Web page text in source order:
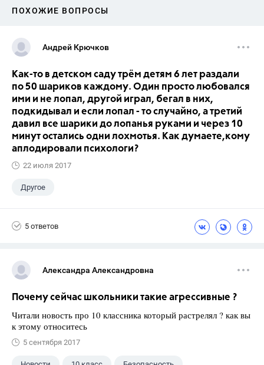
ПОХОЖИЕ ВОПРОСЫ
Андрей Крючков
Как-то в детском саду трём детям 6 лет раздали
по 50 шариков каждому. Один просто любовался
ими и не лопал, другой играл, бегал в них,
подкидывал и если лопал - то случайно, а третий
давил все шарики до лопанья руками и через 10
минут остались одни лохмотья. Как думаете,кому
аплодировали психологи?
22 июля 2017
Другое
5 ответов
Александра Александровна
Почему сейчас школьники такие агрессивные ?
Читали новость про 10 классника который растрелял ? как вы
к этому относитесь
5 сентября 2017